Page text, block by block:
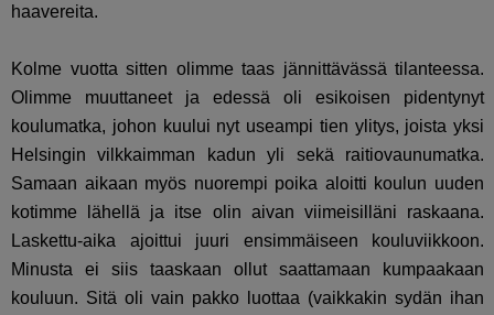
haavereita.
Kolme vuotta sitten olimme taas jännittävässä tilanteessa.
Olimme muuttaneet ja edessä oli esikoisen pidentynyt
koulumatka, johon kuului nyt useampi tien ylitys, joista yksi
Helsingin vilkkaimman kadun yli sekä raitiovaunumatka.
Samaan aikaan myös nuorempi poika aloitti koulun uuden
kotimme lähellä ja itse olin aivan viimeisilläni raskaana.
Laskettu-aika ajoittui juuri ensimmäiseen kouluviikkoon.
Minusta ei siis taaskaan ollut saattamaan kumpaakaan
kouluun. Sitä oli vain pakko luottaa (vaikkakin sydän ihan